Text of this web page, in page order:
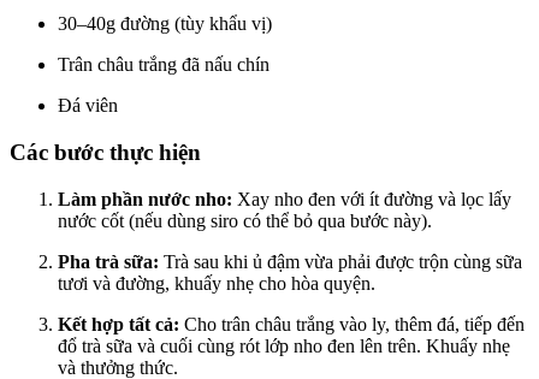
30–40g đường (tùy khẩu vị)
Trân châu trắng đã nấu chín
Đá viên
Các bước thực hiện
Làm phần nước nho: Xay nho đen với ít đường và lọc lấy
nước cốt (nếu dùng siro có thể bỏ qua bước này).
Pha trà sữa: Trà sau khi ủ đậm vừa phải được trộn cùng sữa
tươi và đường, khuấy nhẹ cho hòa quyện.
Kết hợp tất cả: Cho trân châu trắng vào ly, thêm đá, tiếp đến
đổ trà sữa và cuối cùng rót lớp nho đen lên trên. Khuấy nhẹ
và thưởng thức.